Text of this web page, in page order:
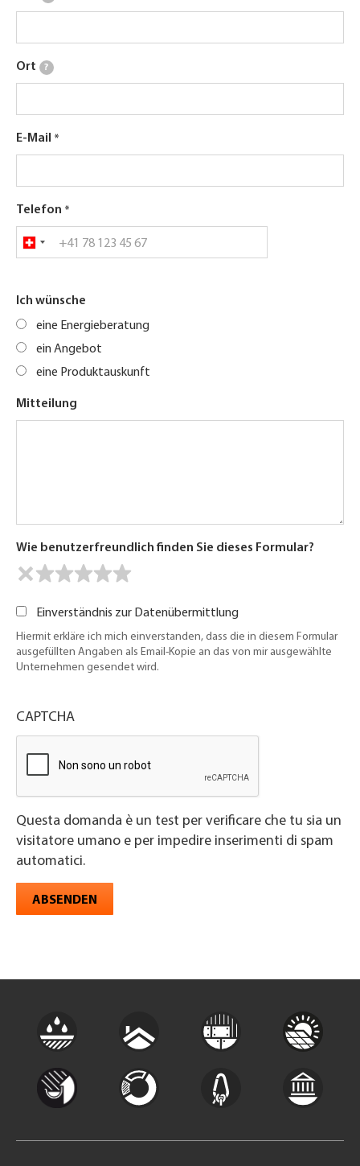
Ort ?
E-Mail
Telefon
Ich wünsche
eine Energieberatung
ein Angebot
eine Produktauskunft
Mitteilung
Wie benutzerfreundlich finden Sie dieses Formular?
Einverständnis zur Datenübermittlung
Hiermit erkläre ich mich einverstanden, dass die in diesem Formular
ausgefüllten Angaben als Email-Kopie an das von mir ausgewählte
Unternehmen gesendet wird.
CAPTCHA
Questa domanda è un test per verificare che tu sia un
visitatore umano e per impedire inserimenti di spam
automatici.
ABSENDEN